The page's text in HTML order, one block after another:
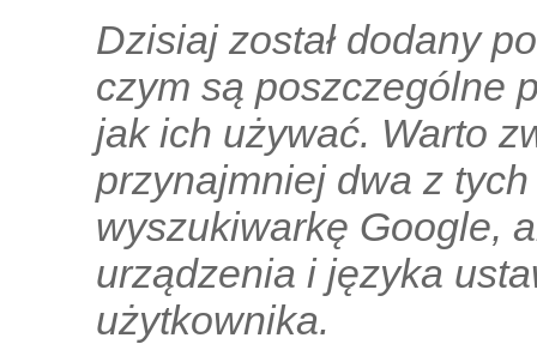
Dzisiaj został dodany
czym są poszczególne
jak ich używać. Warto
przynajmniej dwa z
wyszukiwarkę Google,
urządzenia i języka
użytkownika.